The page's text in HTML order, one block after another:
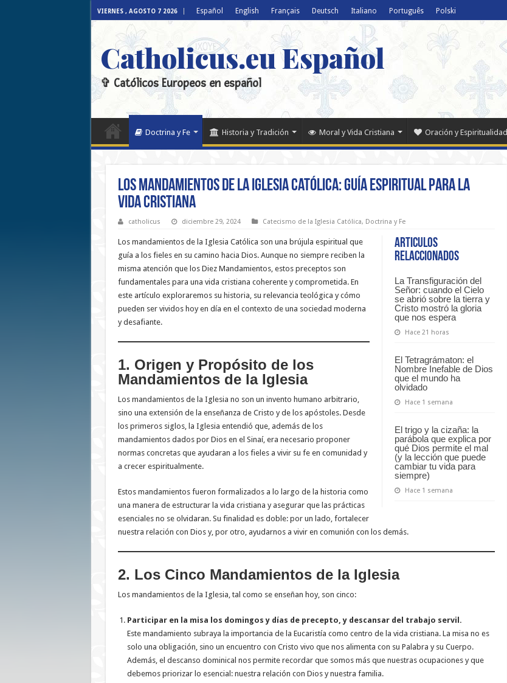
VIERNES , AGOSTO 7 2026 Español English Français Deutsch Italiano Português Polski
Catholicus.eu Español
✞ Católicos Europeos en español
Doctrina y Fe Historia y Tradición Moral y Vida Cristiana Oración y Espiritualidad
Los Mandamientos de la Iglesia Católica: Guía Espiritual para la
Vida Cristiana
catholicus diciembre 29, 2024 Catecismo de la Iglesia Católica, Doctrina y Fe
Articulos
relaccionados
La Transfiguración del
Señor: cuando el Cielo
se abrió sobre la tierra y
Cristo mostró la gloria
que nos espera
Hace 21 horas
El Tetragrámaton: el
Nombre Inefable de Dios
que el mundo ha
olvidado
Hace 1 semana
El trigo y la cizaña: la
parábola que explica por
qué Dios permite el mal
(y la lección que puede
cambiar tu vida para
siempre)
Hace 1 semana
Los mandamientos de la Iglesia Católica son una brújula espiritual que
guía a los fieles en su camino hacia Dios. Aunque no siempre reciben la
misma atención que los Diez Mandamientos, estos preceptos son
fundamentales para una vida cristiana coherente y comprometida. En
este artículo exploraremos su historia, su relevancia teológica y cómo
pueden ser vividos hoy en día en el contexto de una sociedad moderna
y desafiante.
1. Origen y Propósito de los
Mandamientos de la Iglesia
Los mandamientos de la Iglesia no son un invento humano arbitrario,
sino una extensión de la enseñanza de Cristo y de los apóstoles. Desde
los primeros siglos, la Iglesia entendió que, además de los
mandamientos dados por Dios en el Sinaí, era necesario proponer
normas concretas que ayudaran a los fieles a vivir su fe en comunidad y
a crecer espiritualmente.
Estos mandamientos fueron formalizados a lo largo de la historia como
una manera de estructurar la vida cristiana y asegurar que las prácticas
esenciales no se olvidaran. Su finalidad es doble: por un lado, fortalecer
nuestra relación con Dios y, por otro, ayudarnos a vivir en comunión con los demás.
2. Los Cinco Mandamientos de la Iglesia
Los mandamientos de la Iglesia, tal como se enseñan hoy, son cinco:
Participar en la misa los domingos y días de precepto, y descansar del trabajo servil.
Este mandamiento subraya la importancia de la Eucaristía como centro de la vida cristiana. La misa no es
solo una obligación, sino un encuentro con Cristo vivo que nos alimenta con su Palabra y su Cuerpo.
Además, el descanso dominical nos permite recordar que somos más que nuestras ocupaciones y que
debemos priorizar lo esencial: nuestra relación con Dios y nuestra familia.